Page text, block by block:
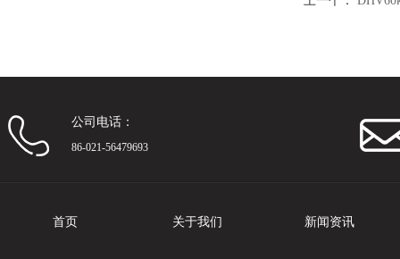
公司电话：
86-021-56479693
首页 关于我们 新闻资讯